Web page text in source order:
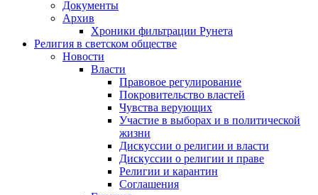
Документы
Архив
Хроники фильтрации Рунета
Религия в светском обществе
Новости
Власти
Правовое регулирование
Покровительство властей
Чувства верующих
Участие в выборах и в политической
жизни
Дискуссии о религии и власти
Дискуссии о религии и праве
Религии и карантин
Соглашения